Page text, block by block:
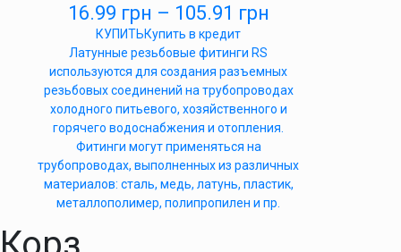
16.99 грн – 105.91 грн
КУПИТЬКупить в кредит
Латунные резьбовые фитинги RS
используются для создания разъемных
резьбовых соединений на трубопроводах
холодного питьевого, хозяйственного и
горячего водоснабжения и отопления.
Фитинги могут применяться на
трубопроводах, выполненных из различных
материалов: сталь, медь, латунь, пластик,
металлополимер, полипропилен и пр.